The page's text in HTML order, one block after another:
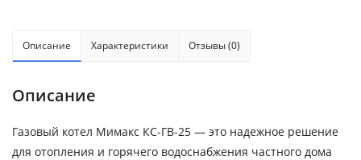
Описание Характеристики Отзывы (0)
Описание
Газовый котел Мимакс КС-ГВ-25 — это надежное решение
для отопления и горячего водоснабжения частного дома